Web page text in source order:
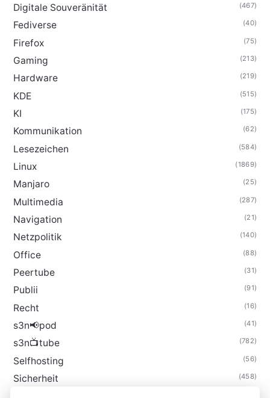
Digitale Souveränität (467)
Fediverse (40)
Firefox (75)
Gaming (213)
Hardware (219)
KDE (515)
KI (175)
Kommunikation (62)
Lesezeichen (584)
Linux (1869)
Manjaro (25)
Multimedia (287)
Navigation (21)
Netzpolitik (140)
Office (88)
Peertube (31)
Publii (91)
Recht (16)
s3n📢pod (41)
s3n📺tube (782)
Selfhosting (56)
Sicherheit (458)